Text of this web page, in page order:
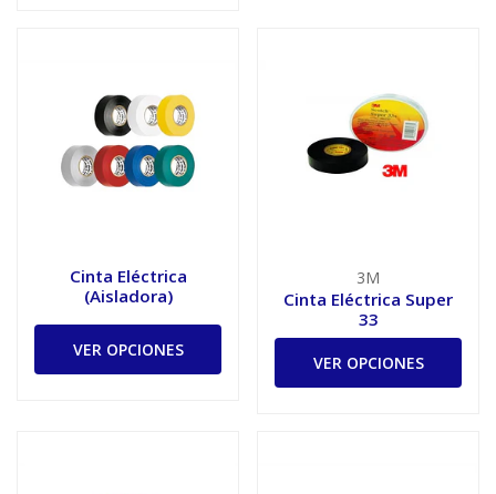
Cinta Eléctrica
(Aisladora)
VER OPCIONES
3M
Cinta Eléctrica Super
33
VER OPCIONES